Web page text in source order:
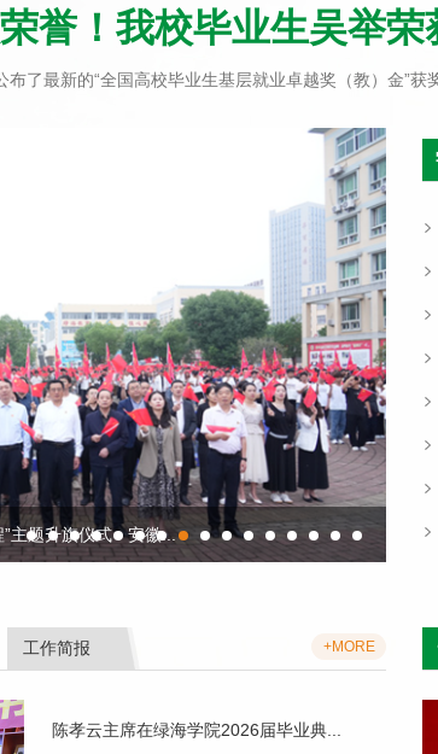
誉！我校毕业生吴举
布了最新的“全国高校毕业生基层就业卓越奖（教）金”
选马来西亚安徽总商会执行会长
工作简报 +MORE
陈孝云主席在绿海学院2026届毕业典...